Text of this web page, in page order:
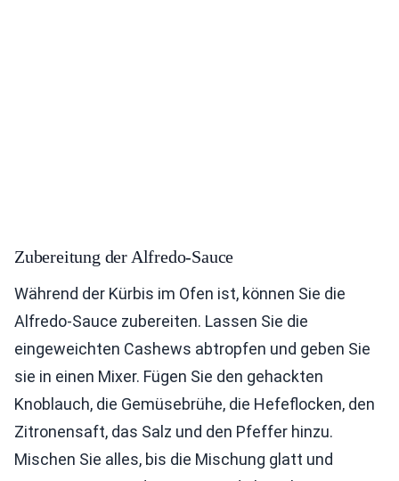
Zubereitung der Alfredo-Sauce
Während der Kürbis im Ofen ist, können Sie die
Alfredo-Sauce zubereiten. Lassen Sie die
eingeweichten Cashews abtropfen und geben Sie
sie in einen Mixer. Fügen Sie den gehackten
Knoblauch, die Gemüsebrühe, die Hefeflocken, den
Zitronensaft, das Salz und den Pfeffer hinzu.
Mischen Sie alles, bis die Mischung glatt und